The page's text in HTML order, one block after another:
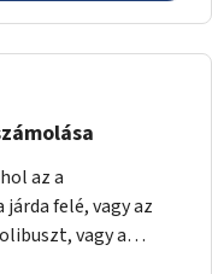
az a
felé, vagy az
vagy a